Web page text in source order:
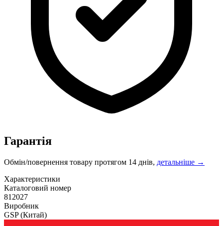
Гарантія
Обмін/повернення товару протягом 14 днів, детальніше →
Характеристики
Каталоговий номер
812027
Виробник
GSP(Китай)